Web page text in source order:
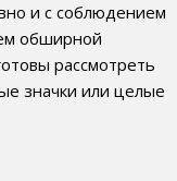
и с соблюдением
обширной
рассмотреть
значки или целые